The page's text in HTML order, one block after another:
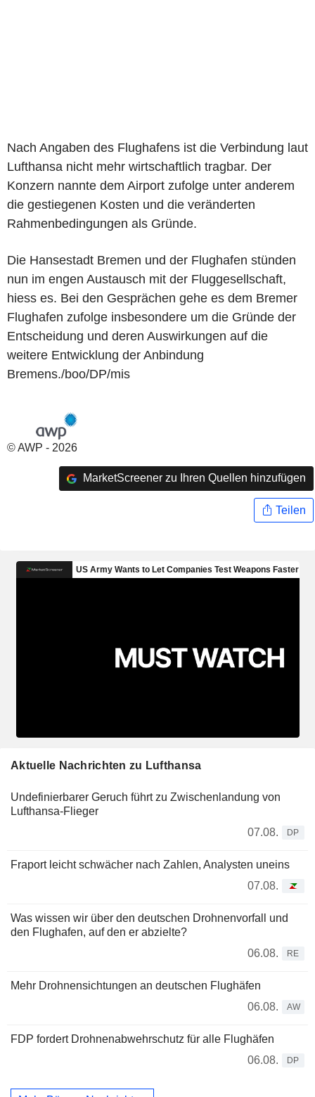
Nach Angaben des Flughafens ist die Verbindung laut
Lufthansa nicht mehr wirtschaftlich tragbar. Der
Konzern nannte dem Airport zufolge unter anderem
die gestiegenen Kosten und die veränderten
Rahmenbedingungen als Gründe.
Die Hansestadt Bremen und der Flughafen stünden
nun im engen Austausch mit der Fluggesellschaft,
hiess es. Bei den Gesprächen gehe es dem Bremer
Flughafen zufolge insbesondere um die Gründe der
Entscheidung und deren Auswirkungen auf die
weitere Entwicklung der Anbindung
Bremens./boo/DP/mis
© AWP - 2026
MarketScreener zu Ihren Quellen hinzufügen
Teilen
Aktuelle Nachrichten zu Lufthansa
Undefinierbarer Geruch führt zu Zwischenlandung von
Lufthansa-Flieger
07.08.
DP
Fraport leicht schwächer nach Zahlen, Analysten uneins
07.08.
Was wissen wir über den deutschen Drohnenvorfall und
den Flughafen, auf den er abzielte?
06.08.
RE
Mehr Drohnensichtungen an deutschen Flughäfen
06.08.
AW
FDP fordert Drohnenabwehrschutz für alle Flughäfen
06.08.
DP